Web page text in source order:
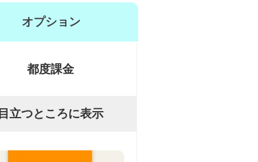
オプション
都度課金
目立つところに表示